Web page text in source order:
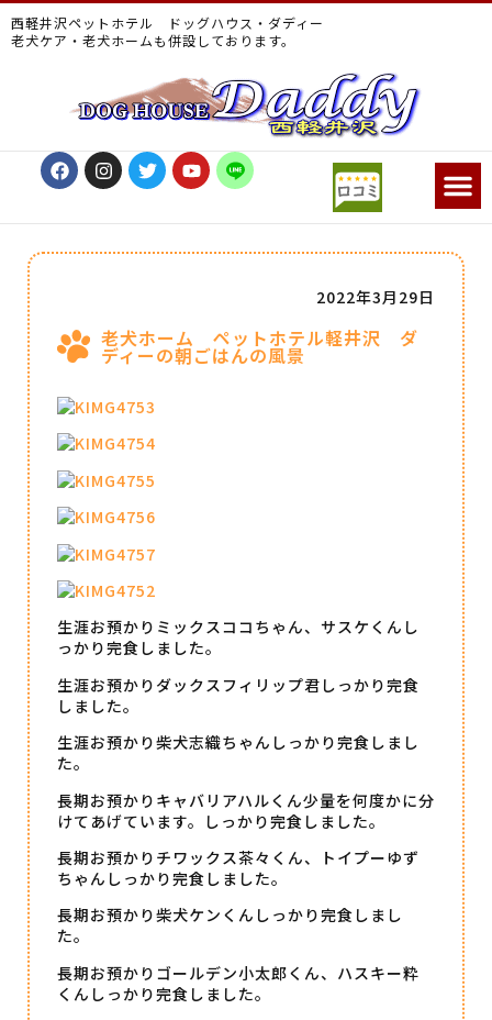
西軽井沢ペットホテル ドッグハウス・ダディー
老犬ケア・老犬ホームも併設しております。
老犬ホーム ペットホテル軽井沢 ダ
ディーの朝ごはんの風景
2022年3月29日
生涯お預かりミックスココちゃん、サスケくんし
っかり完食しました。
生涯お預かりダックスフィリップ君しっかり完食
しました。
生涯お預かり柴犬志織ちゃんしっかり完食しまし
た。
長期お預かりキャバリアハルくん少量を何度かに分
けてあげています。しっかり完食しました。
長期お預かりチワックス茶々くん、トイプーゆず
ちゃんしっかり完食しました。
長期お預かり柴犬ケンくんしっかり完食しまし
た。
長期お預かりゴールデン小太郎くん、ハスキー粋
くんしっかり完食しました。